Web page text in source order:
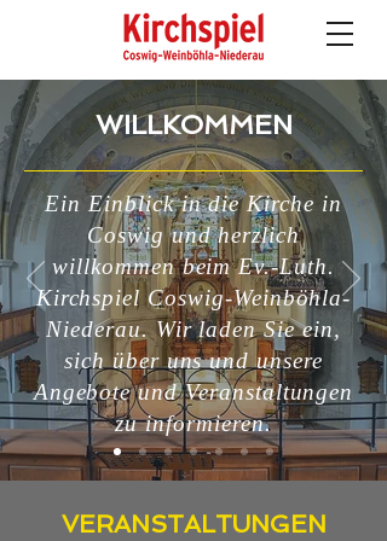
WILLKOMMEN
Ein Einblick in die Kirche in
Coswig und herzlich
willkommen beim Ev.-Luth.
Kirchspiel Coswig-Weinböhla-
Niederau. Wir laden Sie ein,
sich über uns und unsere
Angebote und Veranstaltungen
zu informieren.
AKTUELLES
VERANSTALTUNGEN